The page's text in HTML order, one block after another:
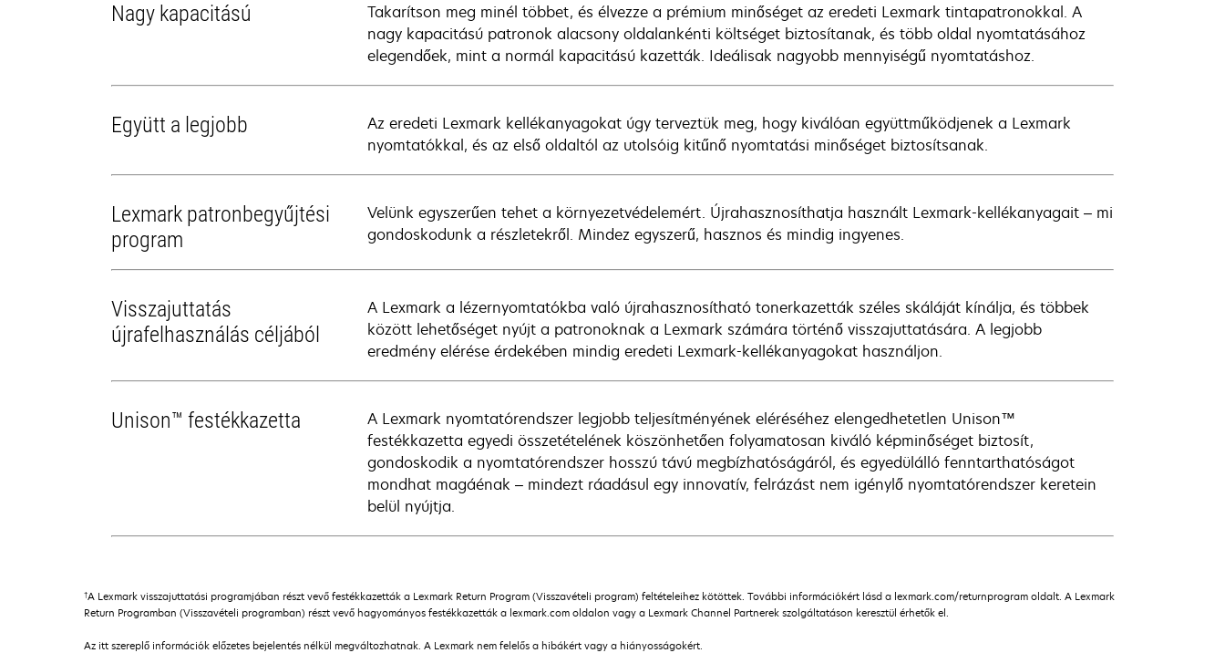
Nagy kapacitású
Takarítson meg minél többet, és élvezze a prémium minőséget az eredeti Lexmark tintapatronokkal. A
nagy kapacitású patronok alacsony oldalankénti költséget biztosítanak, és több oldal nyomtatásához
elegendőek, mint a normál kapacitású kazetták. Ideálisak nagyobb mennyiségű nyomtatáshoz.
Együtt a legjobb
Az eredeti Lexmark kellékanyagokat úgy terveztük meg, hogy kiválóan együttműködjenek a Lexmark
nyomtatókkal, és az első oldaltól az utolsóig kitűnő nyomtatási minőséget biztosítsanak.
Lexmark patronbegyűjtési
program
Velünk egyszerűen tehet a környezetvédelemért. Újrahasznosíthatja használt Lexmark-kellékanyagait – mi
gondoskodunk a részletekről. Mindez egyszerű, hasznos és mindig ingyenes.
Visszajuttatás
újrafelhasználás céljából
A Lexmark a lézernyomtatókba való újrahasznosítható tonerkazetták széles skáláját kínálja, és többek
között lehetőséget nyújt a patronoknak a Lexmark számára történő visszajuttatására. A legjobb
eredmény elérése érdekében mindig eredeti Lexmark-kellékanyagokat használjon.
Unison™ festékkazetta
A Lexmark nyomtatórendszer legjobb teljesítményének eléréséhez elengedhetetlen Unison™
festékkazetta egyedi összetételének köszönhetően folyamatosan kiváló képminőséget biztosít,
gondoskodik a nyomtatórendszer hosszú távú megbízhatóságáról, és egyedülálló fenntarthatóságot
mondhat magáénak – mindezt ráadásul egy innovatív, felrázást nem igénylő nyomtatórendszer keretein
belül nyújtja.
†A Lexmark visszajuttatási programjában részt vevő festékkazetták a Lexmark Return Program (Visszavételi program) feltételeihez kötöttek. További információkért lásd a lexmark.com/returnprogram oldalt. A Lexmark
Return Programban (Visszavételi programban) részt vevő hagyományos festékkazetták a lexmark.com oldalon vagy a Lexmark Channel Partnerek szolgáltatáson keresztül érhetők el.
Az itt szereplő információk előzetes bejelentés nélkül megváltozhatnak. A Lexmark nem felelős a hibákért vagy a hiányosságokért.